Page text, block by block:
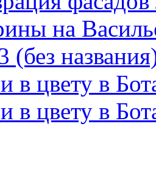
на
(без
в цвету в
в цвету в